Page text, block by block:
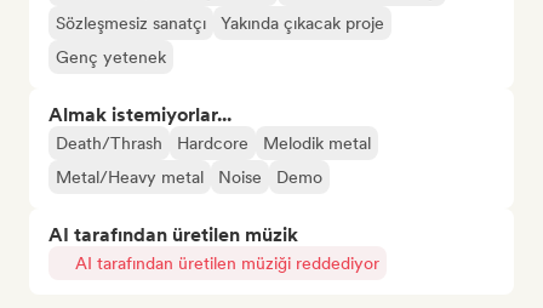
Sözleşmesiz sanatçı
Yakında çıkacak proje
Genç yetenek
Almak istemiyorlar...
Death/Thrash Hardcore
Melodik metal
Metal/Heavy metal
Noise Demo
AI tarafından üretilen müzik
AI tarafından üretilen müziği reddediyor